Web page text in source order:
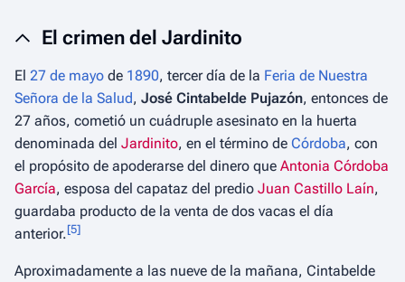
El crimen del Jardinito
El 27 de mayo de 1890, tercer día de la Feria de Nuestra
Señora de la Salud, José Cintabelde Pujazón, entonces de
27 años, cometió un cuádruple asesinato en la huerta
denominada del Jardinito, en el término de Córdoba, con
el propósito de apoderarse del dinero que Antonia Córdoba
García, esposa del capataz del predio Juan Castillo Laín,
guardaba producto de la venta de dos vacas el día
anterior.[5]
Aproximadamente a las nueve de la mañana, Cintabelde